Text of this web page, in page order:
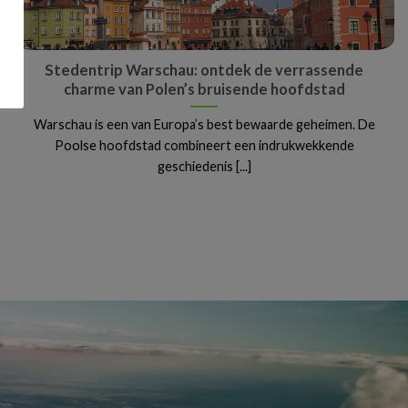
Stedentrip Warschau: ontdek de verrassende
charme van Polen’s bruisende hoofdstad
Warschau is een van Europa’s best bewaarde geheimen. De
Poolse hoofdstad combineert een indrukwekkende
geschiedenis [...]